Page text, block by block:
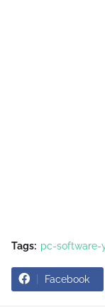
Tags: pc-software-
Facebook